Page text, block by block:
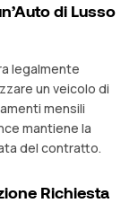
di Lusso
legalmente
un veicolo di
mensili
mantiene la
del contratto.
Richiesta